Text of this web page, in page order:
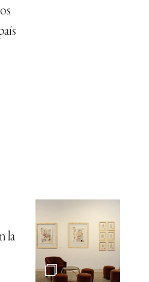
la